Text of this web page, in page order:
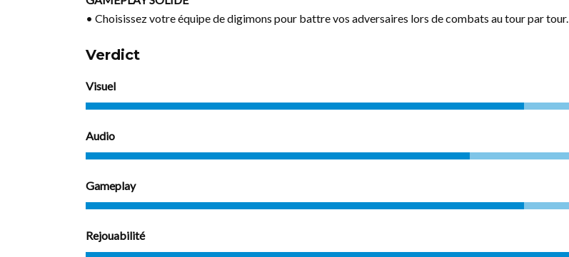
• Choisissez votre équipe de digimons pour battre vos adversaires lors de combats au tour par tour.
Verdict
Visuel
Audio
Gameplay
Rejouabilité